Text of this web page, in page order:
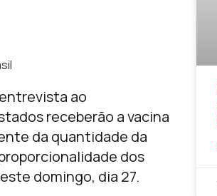
ao
receberão a vacina
da quantidade da
dos
domingo, dia 27.